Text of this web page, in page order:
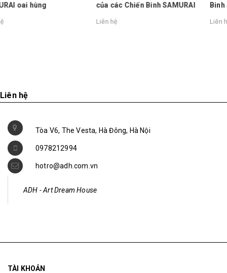
của các Chiến Binh SAMURAI
Binh SAMURAI
Liên hệ
Tòa V6, The Vesta, Hà Đông, Hà Nội
0978212994
hotro@adh.com.vn
ADH - Art Dream House
TÀI KHOẢN